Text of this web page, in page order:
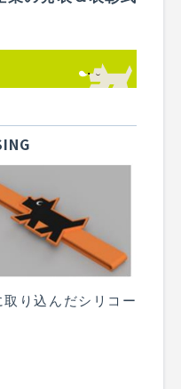
り込んだシリコー